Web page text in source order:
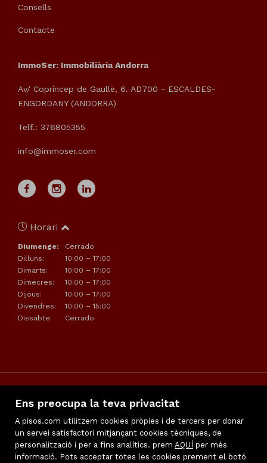
Ens preocupa la teva privacitat
A pisos.com utilitzem cookies pròpies i de tercers per donar
un servei satisfactori mitjançant cookies tècniques, de
personalització i per a fins analítics. prem AQUÍ per més
informació. Pots acceptar totes les cookies prement el botó
Consells
Contacte
ImmoSer: Immobiliària Andorra
Av/ Copríncep de Gaulle, 6. AD700 - ESCALDES-
ENGORDANY (ANDORRA)
Telf.: 376805355
info@immoser.com
Horari
Diumenge:
Cerrado
Dilluns:
10:00 – 17:00
Dimarts:
10:00 – 17:00
Dimecres:
10:00 – 17:00
Dijous:
10:00 – 17:00
Divendres:
10:00 – 15:00
Dissabte:
Cerrado
Preferits
Llistat destacats